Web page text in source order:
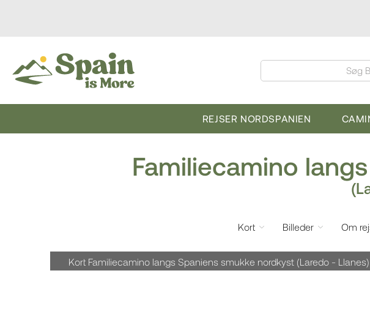
Søg
REJSER NORDSPANIEN
Familiecamino
Kort Billeder Om
Kort Familiecamino langs Spaniens smukke nordkyst (Laredo - Llanes)